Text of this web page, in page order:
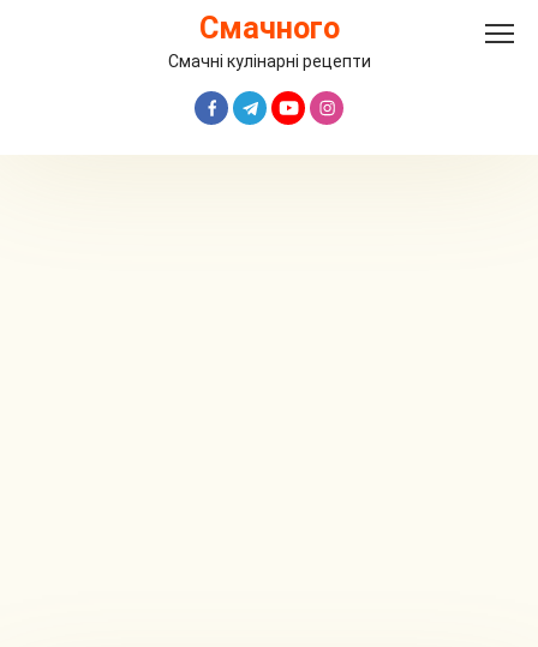
Смачного
Смачні кулінарні рецепти